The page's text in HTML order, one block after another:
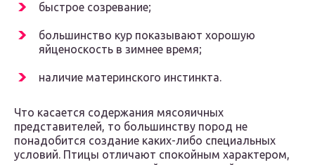
быстрое созревание;
большинство кур показывают хорошую
яйценоскость в зимнее время;
наличие материнского инстинкта.
Что касается содержания мясояичных
представителей, то большинству пород не
понадобится создание каких-либо специальных
условий. Птицы отличают спокойным характером,